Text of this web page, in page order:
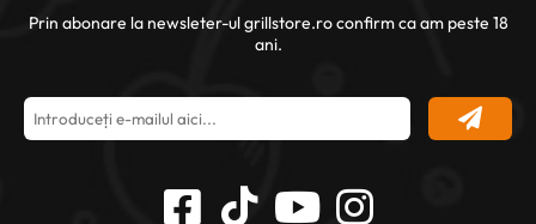
Prin abonare la newsleter-ul grillstore.ro confirm ca am peste 18
ani.